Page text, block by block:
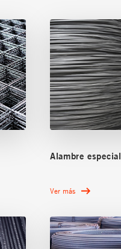
Alambre especial
Ver más